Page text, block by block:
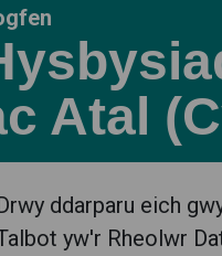
Atal
ddarparu eich
yw'r Rheolwr